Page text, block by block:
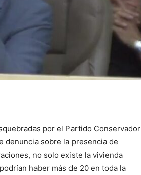
por el Partido Conservador
denuncia sobre la presencia de
no solo existe la vivienda
haber más de 20 en toda la